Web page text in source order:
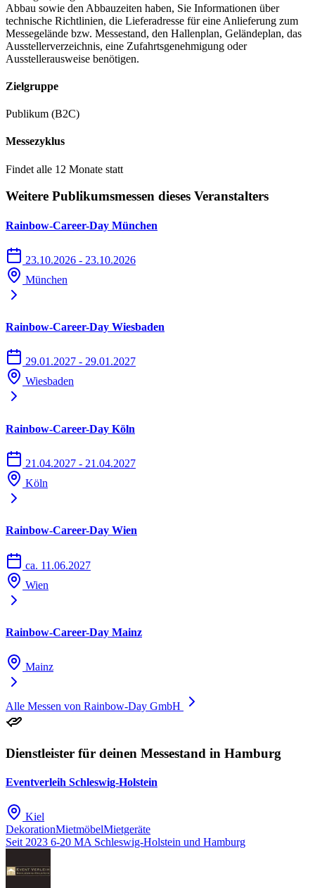
Abbau sowie den Abbauzeiten haben, Sie Informationen über
technische Richtlinien, die Lieferadresse für eine Anlieferung zum
Messegelände bzw. Messestand, den Hallenplan, Geländeplan, das
Ausstellerverzeichnis, eine Zufahrtsgenehmigung oder
Ausstellerausweise benötigen.
Zielgruppe
Publikum (B2C)
Messezyklus
Findet alle 12 Monate statt
Weitere Publikumsmessen dieses Veranstalters
Rainbow-Career-Day München
23.10.2026 - 23.10.2026
München
Rainbow-Career-Day Wiesbaden
29.01.2027 - 29.01.2027
Wiesbaden
Rainbow-Career-Day Köln
21.04.2027 - 21.04.2027
Köln
Rainbow-Career-Day Wien
ca. 11.06.2027
Wien
Rainbow-Career-Day Mainz
Mainz
Alle Messen von Rainbow-Day GmbH
Dienstleister für deinen Messestand in Hamburg
Eventverleih Schleswig-Holstein
Kiel
DekorationMietmöbelMietgeräte
Seit 2023 6-20 MA Schleswig-Holstein und Hamburg